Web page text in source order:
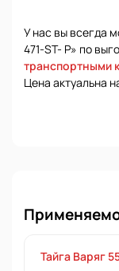
У нас вы всегда
471-ST- P» по
транспортными
Цена актуальна
Тайга Варяг